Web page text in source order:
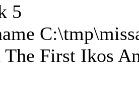
5
First Ikos